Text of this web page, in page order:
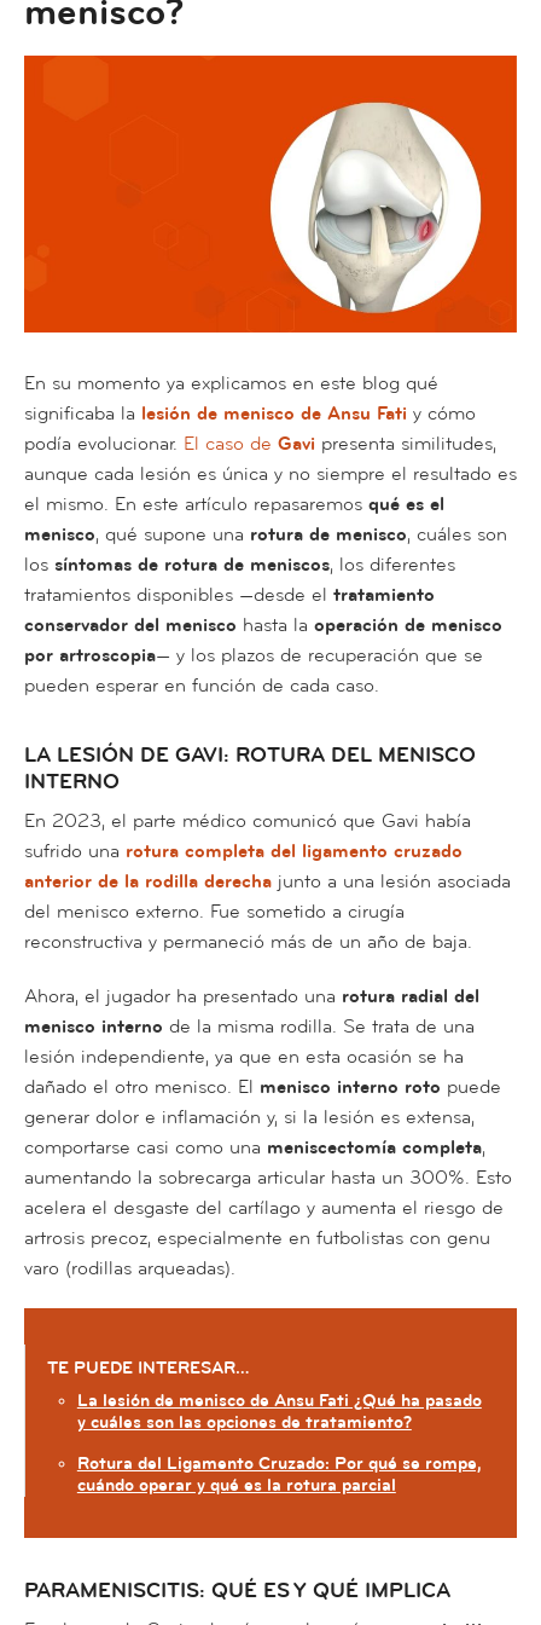
menisco?
En su momento ya explicamos en este blog qué
significaba la lesión de menisco de Ansu Fati y cómo
podía evolucionar. El caso de Gavi presenta similitudes,
aunque cada lesión es única y no siempre el resultado es
el mismo. En este artículo repasaremos qué es el
menisco, qué supone una rotura de menisco, cuáles son
los síntomas de rotura de meniscos, los diferentes
tratamientos disponibles —desde el tratamiento
conservador del menisco hasta la operación de menisco
por artroscopia— y los plazos de recuperación que se
pueden esperar en función de cada caso.
LA LESIÓN DE GAVI: ROTURA DEL MENISCO
INTERNO
En 2023, el parte médico comunicó que Gavi había
sufrido una rotura completa del ligamento cruzado
anterior de la rodilla derecha junto a una lesión asociada
del menisco externo. Fue sometido a cirugía
reconstructiva y permaneció más de un año de baja.
Ahora, el jugador ha presentado una rotura radial del
menisco interno de la misma rodilla. Se trata de una
lesión independiente, ya que en esta ocasión se ha
dañado el otro menisco. El menisco interno roto puede
generar dolor e inflamación y, si la lesión es extensa,
comportarse casi como una meniscectomía completa,
aumentando la sobrecarga articular hasta un 300%. Esto
acelera el desgaste del cartílago y aumenta el riesgo de
artrosis precoz, especialmente en futbolistas con genu
varo (rodillas arqueadas).
TE PUEDE INTERESAR…
La lesión de menisco de Ansu Fati ¿Qué ha pasado
y cuáles son las opciones de tratamiento?
Rotura del Ligamento Cruzado: Por qué se rompe,
cuándo operar y qué es la rotura parcial
PARAMENISCITIS: QUÉ ES Y QUÉ IMPLICA